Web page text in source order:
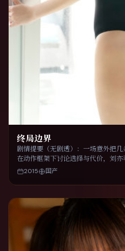
终局边界
剧情提要（无剧透）：一场意外把
在动作框架下讨论选择与代价，刘亦
2015 国产